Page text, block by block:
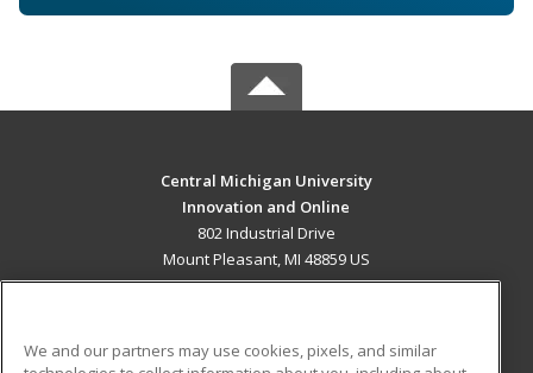
Central Michigan University
Innovation and Online
802 Industrial Drive
Mount Pleasant, MI 48859 US
We and our partners may use cookies, pixels, and similar